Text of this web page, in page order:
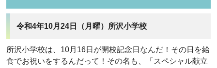
令和4年10月24日（月曜）所沢小学校
所沢小学校は、10月16日が開校記念日なんだ！その日を給
食でお祝いをするんだって！その名も、「スペシャル献立